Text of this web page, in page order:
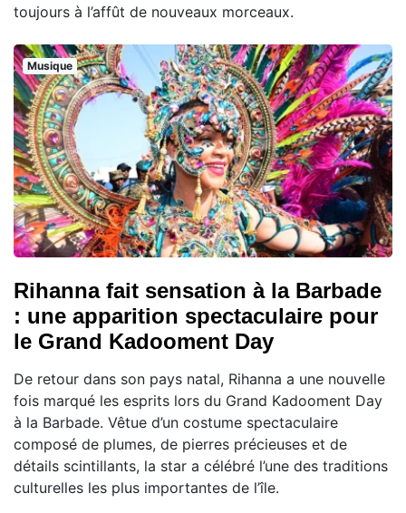
toujours à l’affût de nouveaux morceaux.
Musique
Rihanna fait sensation à la Barbade
: une apparition spectaculaire pour
le Grand Kadooment Day
De retour dans son pays natal, Rihanna a une nouvelle
fois marqué les esprits lors du Grand Kadooment Day
à la Barbade. Vêtue d’un costume spectaculaire
composé de plumes, de pierres précieuses et de
détails scintillants, la star a célébré l’une des traditions
culturelles les plus importantes de l’île.